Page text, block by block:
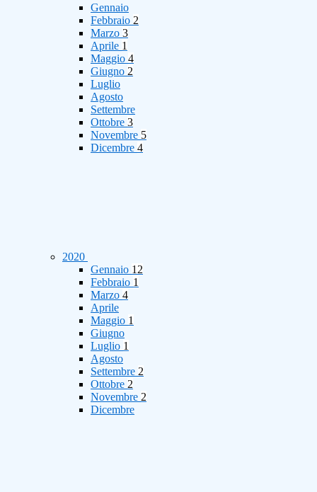
Gennaio
Febbraio 2
Marzo 3
Aprile 1
Maggio 4
Giugno 2
Luglio
Agosto
Settembre
Ottobre 3
Novembre 5
Dicembre 4
2020
Gennaio 12
Febbraio 1
Marzo 4
Aprile
Maggio 1
Giugno
Luglio 1
Agosto
Settembre 2
Ottobre 2
Novembre 2
Dicembre